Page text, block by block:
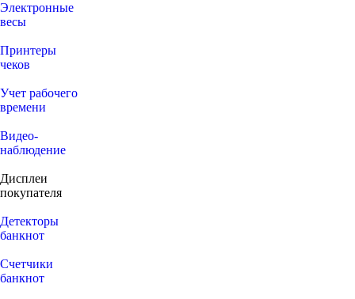
Электронные
весы
Принтеры
чеков
Учет рабочего
времени
Видео‑
наблюдение
Дисплеи
покупателя
Детекторы
банкнот
Счетчики
банкнот